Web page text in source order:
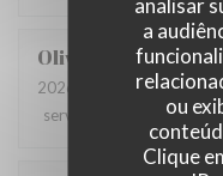
a
ou
Clique
Olivia
2026-06-26
- 12:30 -
service
ambience: 5